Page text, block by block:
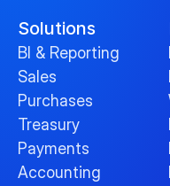
Solutions
BI & Reporting
Sales
Purchases
Treasury
Payments
Accounting